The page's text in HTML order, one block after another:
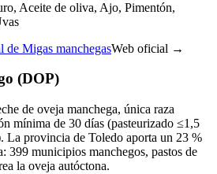
Aceite de oliva, Ajo, Pimentón,
Migas manchegasWeb oficial →
(DOP)
de oveja manchega, única raza
mínima de 30 días (pasteurizado ≤1,5
La provincia de Toledo aporta un 23 %
399 municipios manchegos, pastos de
la oveja autóctona.